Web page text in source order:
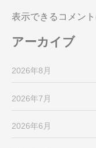
表示できるコメント
アーカイブ
2026年8月
2026年7月
2026年6月